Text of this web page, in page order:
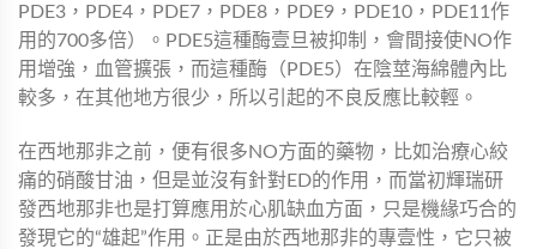
PDE3，PDE4，PDE7，PDE8，PDE9，PDE10，PDE11作
用的700多倍）。PDE5這種酶壹旦被抑制，會間接使NO作
用增強，血管擴張，而這種酶（PDE5）在陰莖海綿體內比
較多，在其他地方很少，所以引起的不良反應比較輕。
在西地那非之前，便有很多NO方面的藥物，比如治療心絞
痛的硝酸甘油，但是並沒有針對ED的作用，而當初輝瑞研
發西地那非也是打算應用於心肌缺血方面，只是機緣巧合的
發現它的“雄起”作用。正是由於西地那非的專壹性，它只被